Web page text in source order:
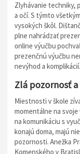
Zlyhávanie techniky,
a očí. S týmto
vysokých škôl.
plne nahrádzať
online výučbu
prezenčnú výučbu
nevýhod a komplikácií.
Zlá pozornosť
Miestnosti v škole
momentálne na
na komunikáciu s
konajú doma, majú
pozornosti. Anežka
Komenského v